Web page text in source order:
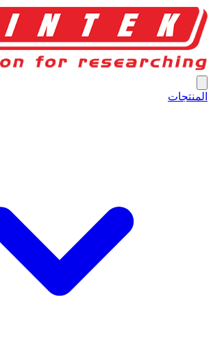
المنتجات